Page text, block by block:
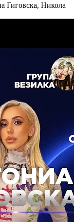
Гиговска, Никола